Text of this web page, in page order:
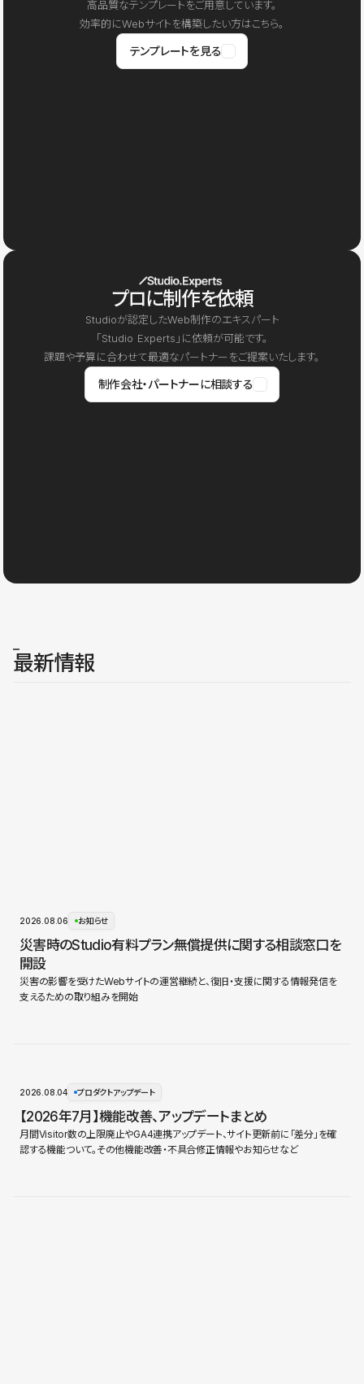
高品質なテンプレートをご用意しています。
効率的にWebサイトを構築したい方はこちら。
テンプレートを見る
プロに制作を依頼
Studioが認定したWeb制作のエキスパート
「Studio Experts」に依頼が可能です。
課題や予算に合わせて最適なパートナーをご提案いたします。
制作会社・パートナーに相談する
最新情報
2026.08.06 お知らせ
災害時のStudio有料プラン無償提供に関する相談窓口を
開設
災害の影響を受けたWebサイトの運営継続と、復旧・支援に関する情報発信を
支えるための取り組みを開始
2026.08.04 プロダクトアップデート
【2026年7月】機能改善、アップデートまとめ
月間Visitor数の上限廃止やGA4連携アップデート、サイト更新前に「差分」を確
認する機能ついて。その他機能改善・不具合修正情報やお知らせなど